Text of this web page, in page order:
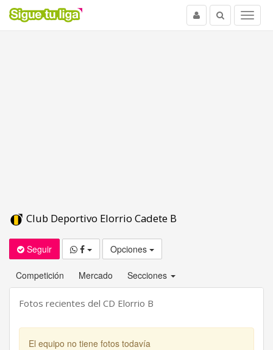
Menu
Buscar
Usuario
Club Deportivo Elorrio Cadete B
Seguir Opciones
Competición Mercado Secciones
Fotos recientes del CD Elorrio B
El equipo no tiene fotos todavía